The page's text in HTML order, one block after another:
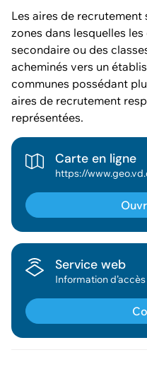
Les aires de
zones dans lesquelles
secondaire ou des
acheminés vers un
communes possédant
aires de recrutement
représentées.
Carte en ligne
Service web
Information